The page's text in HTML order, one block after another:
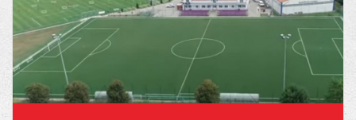
PROGRAMOK
KAPCSOLAT